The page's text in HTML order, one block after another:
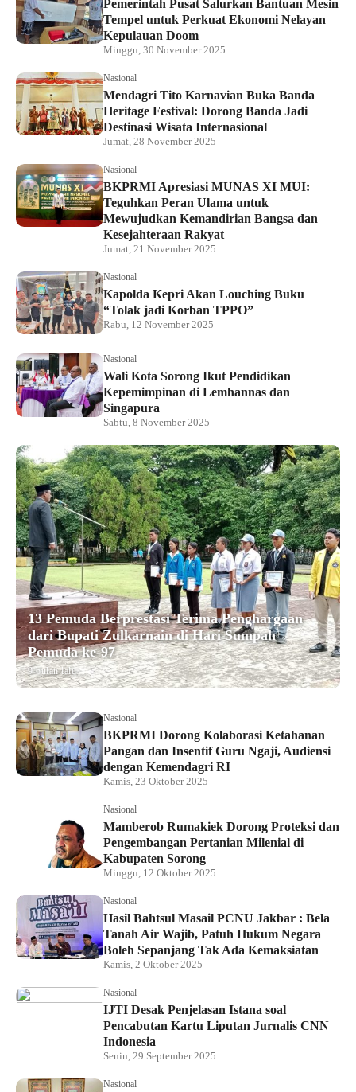
Pemerintah Pusat Salurkan Bantuan Mesin
Tempel untuk Perkuat Ekonomi Nelayan
Kepulauan Doom
Minggu, 30 November 2025
Nasional
Mendagri Tito Karnavian Buka Banda
Heritage Festival: Dorong Banda Jadi
Destinasi Wisata Internasional
Jumat, 28 November 2025
Nasional
BKPRMI Apresiasi MUNAS XI MUI:
Teguhkan Peran Ulama untuk
Mewujudkan Kemandirian Bangsa dan
Kesejahteraan Rakyat
Jumat, 21 November 2025
Nasional
Kapolda Kepri Akan Louching Buku
“Tolak jadi Korban TPPO”
Rabu, 12 November 2025
Nasional
Wali Kota Sorong Ikut Pendidikan
Kepemimpinan di Lemhannas dan
Singapura
Sabtu, 8 November 2025
13 Pemuda Berprestasi Terima Penghargaan
dari Bupati Zulkarnain di Hari Sumpah
Pemuda ke-97
9 bulan lalu
Nasional
BKPRMI Dorong Kolaborasi Ketahanan
Pangan dan Insentif Guru Ngaji, Audiensi
dengan Kemendagri RI
Kamis, 23 Oktober 2025
Nasional
Mamberob Rumakiek Dorong Proteksi dan
Pengembangan Pertanian Milenial di
Kabupaten Sorong
Minggu, 12 Oktober 2025
Nasional
Hasil Bahtsul Masail PCNU Jakbar : Bela
Tanah Air Wajib, Patuh Hukum Negara
Boleh Sepanjang Tak Ada Kemaksiatan
Kamis, 2 Oktober 2025
Nasional
IJTI Desak Penjelasan Istana soal
Pencabutan Kartu Liputan Jurnalis CNN
Indonesia
Senin, 29 September 2025
Nasional